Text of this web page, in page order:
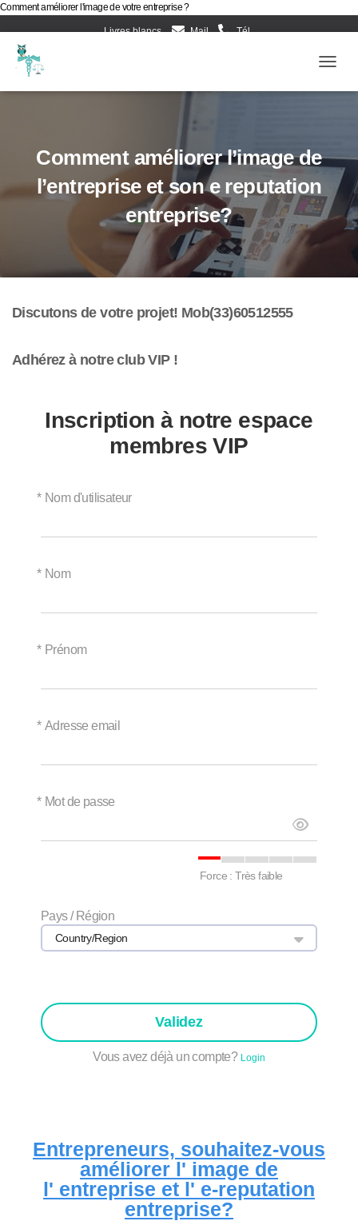
Comment améliorer l'image de votre entreprise ?
Livres blancs Mail Tél
Comment améliorer l’image de
l’entreprise et son e reputation
entreprise?
Discutons de votre projet! Mob(33)60512555
Adhérez à notre club VIP !
Inscription à notre espace
membres VIP
* Nom d'utilisateur
* Nom
* Prénom
* Adresse email
* Mot de passe
Force : Très faible
Pays / Région
Country/Region
Validez
Vous avez déjà un compte? Login
Entrepreneurs, souhaitez-vous
améliorer l' image de
l' entreprise et l' e-reputation
entreprise?